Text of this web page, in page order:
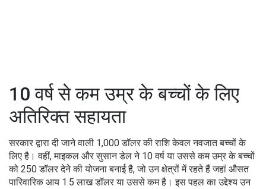
10 वर्ष से कम उम्र के बच्चों के लिए
अतिरिक्त सहायता
सरकार द्वारा दी जाने वाली 1,000 डॉलर की राशि केवल नवजात बच्चों के
लिए है। वहीं, माइकल और सुसान डेल ने 10 वर्ष या उससे कम उम्र के बच्चों
को 250 डॉलर देने की योजना बनाई है, जो उन क्षेत्रों में रहते हैं जहां औसत
पारिवारिक आय 1.5 लाख डॉलर या उससे कम है। इस पहल का उद्देश्य उन